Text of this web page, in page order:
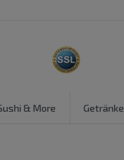
& More Getränke